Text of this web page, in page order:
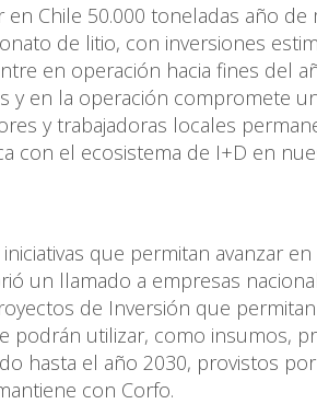
Chile 50.000 toneladas año de
de litio, con inversiones
en operación hacia fines del
y en la operación compromete
y trabajadoras locales
con el ecosistema de I+D en
que permitan avanzar
un llamado a empresas
de Inversión que
podrán utilizar, como insumos,
hasta el año 2030, provistos por
con Corfo.